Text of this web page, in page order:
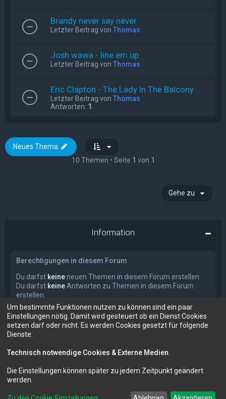
Brandy never say never
Letzter Beitrag von Thomas
Josh wawa - line em up
Letzter Beitrag von Thomas
Eric Clapton - The Lady In The Balcony
Letzter Beitrag von Thomas
Antworten: 1
Neues Thema
10 Themen • Seite 1 von 1
Gehe zu
Information
Berechtigungen in diesem Forum
Du darfst keineneuen Themen in diesem Forum erstellen.
Du darfst keineAntworten zu Themen in diesem Forum
erstellen.
Du darfst deine Beiträge in diesem Forumnicht ändern.
Du darfst deine Beiträge in diesem Forum nichtlöschen.
Du darfstkeineDateianhänge in diesem Forum erstellen.
Forum für Audio und Video FM-Audio - dein audiovisuelles Forum
Um bestimmte Funktionen nutzen zu können sind ein paar
Einstellungen nötig. Damit wird gesteuert ob ein Dienst Cookies
setzen darf oder nicht. Es werden Cookies gesetzt für folgende
Dienste:
Technisch notwendige Cookies & Externe Medien
Die Einstellungen können später zu jedem Zeitpunkt geändert
werden.